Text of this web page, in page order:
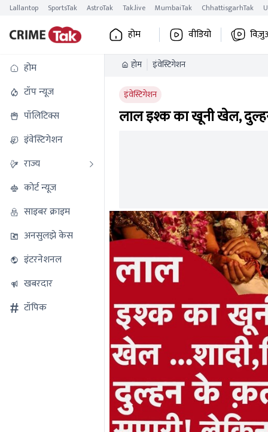
Lallantop SportsTak AstroTak Tak.live MumbaiTak ChhattisgarhTak
होम वीडियो
होम
टॉप न्यूज
पॉलिटिक्स
इंवेस्टिगेशन
राज्य
कोर्ट न्यूज
साइबर क्राइम
अनसुलझे केस
इंटरनेशनल
खबरदार
टॉपिक
होम इंवेस्टिगेशन
इंवेस्टिगेशन
लाल इश्क का खूनी खेल,